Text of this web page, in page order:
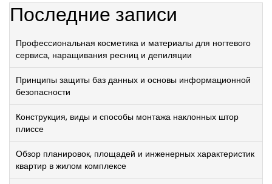
Последние записи
Профессиональная косметика и материалы для ногтевого
сервиса, наращивания ресниц и депиляции
Принципы защиты баз данных и основы информационной
безопасности
Конструкция, виды и способы монтажа наклонных штор
плиссе
Обзор планировок, площадей и инженерных характеристик
квартир в жилом комплексе